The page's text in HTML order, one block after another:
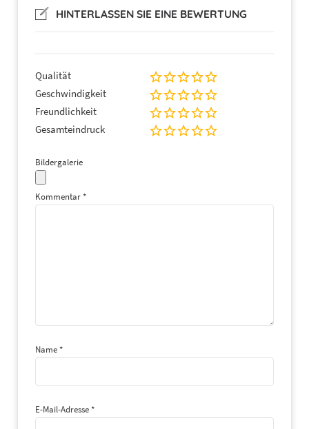
HINTERLASSEN SIE EINE BEWERTUNG
Qualität
Geschwindigkeit
Freundlichkeit
Gesamteindruck
Bildergalerie
Kommentar *
Name *
E-Mail-Adresse *